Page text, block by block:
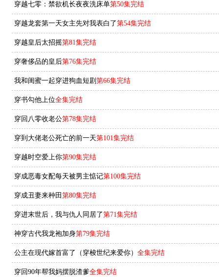
穿越七零：禁欲机长夜夜洗床单第50集完结
穿越龙套第一天女主先对我表白了第54集完结
穿越皇后太招摇第81集完结
穿奢侈品的皇后第76集完结
我和闺蜜一起穿进狗血短剧 第66集完结
穿书勾他上位全集完结
穿回八零收老公第78集完结
穿到大佬老公死亡的前一天第101集完结
穿越时空爱上你第90集完结
穿成恶毒女配每天被男主惦记第100集完结
穿成丑妻来种田 第80集完结
穿进末世后，我与仇人同居了第71集完结
神穿古代我龙袍加身第79集完结
公主在现代嫁首富了（穿梭世纪来爱你） 全集完结
穿回90年帮我妈摆脱渣爹全集完结